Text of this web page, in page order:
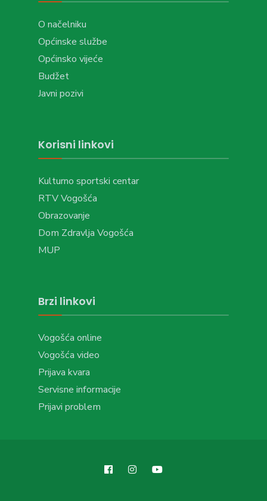
O načelniku
Općinske službe
Općinsko vijeće
Budžet
Javni pozivi
Korisni linkovi
Kulturno sportski centar
RTV Vogošća
Obrazovanje
Dom Zdravlja Vogošća
MUP
Brzi linkovi
Vogošća online
Vogošća video
Prijava kvara
Servisne informacije
Prijavi problem